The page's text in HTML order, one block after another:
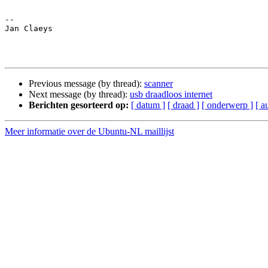
--
Jan Claeys
Previous message (by thread): scanner
Next message (by thread): usb draadloos internet
Berichten gesorteerd op: [ datum ] [ draad ] [ onderwerp ] [
Meer informatie over de Ubuntu-NL maillijst